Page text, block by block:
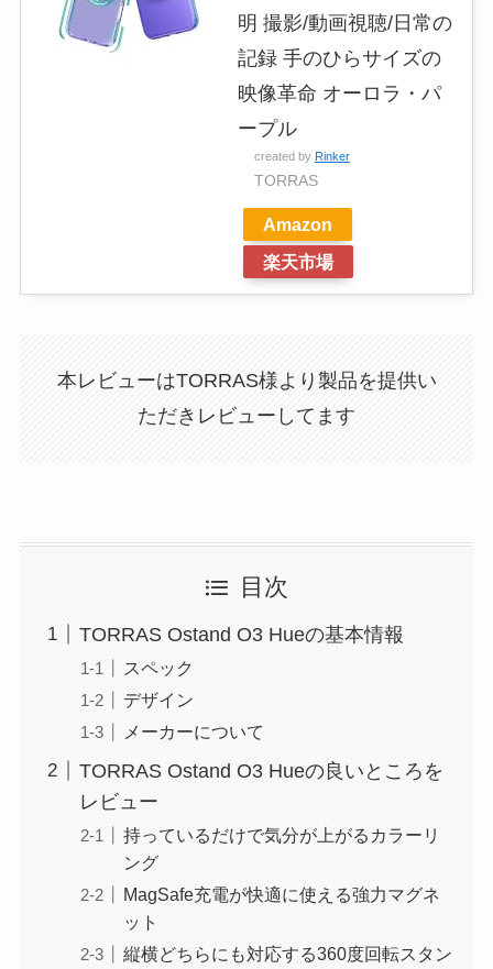
明 撮影/動画視聴/日常の
記録 手のひらサイズの
映像革命 オーロラ・パ
ープル
created by Rinker
TORRAS
Amazon
楽天市場
本レビューはTORRAS様より製品を提供い
ただきレビューしてます
目次
TORRAS Ostand O3 Hueの基本情報
スペック
デザイン
メーカーについて
TORRAS Ostand O3 Hueの良いところを
レビュー
持っているだけで気分が上がるカラーリ
ング
MagSafe充電が快適に使える強力マグネ
ット
縦横どちらにも対応する360度回転スタン